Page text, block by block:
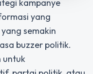
kampanye
yang
semakin
buzzer politik.
untuk